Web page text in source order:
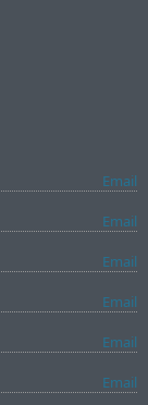
Email
Email
Email
Email
Email
Email